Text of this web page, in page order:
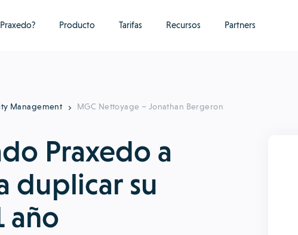
Producto Tarifas Recursos Partners
Management MGC Nettoyage – Jonathan Bergeron
Praxedo a
duplicar su
año